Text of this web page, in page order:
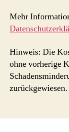
Mehr
Hinweis: Die
ohne vorherige
zurückgewiesen.